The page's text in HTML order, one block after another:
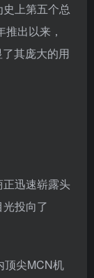
上第五个总
出以来，
其庞大的用
迅速崭露头
投向了
顶尖MCN机